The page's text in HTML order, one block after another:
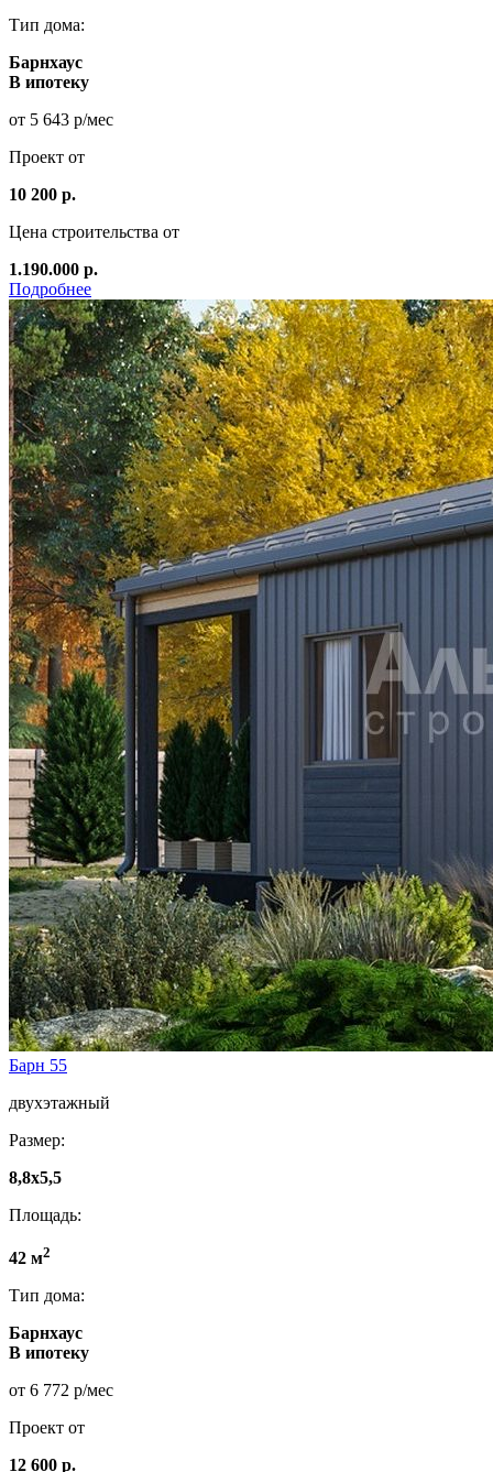
Тип дома:
Барнхаус
В ипотеку
от 5 643 р/мес
Проект от
10 200 р.
Цена строительства от
1.190.000 р.
Подробнее
Барн 55
двухэтажный
Размер:
8,8х5,5
Площадь:
42 м2
Тип дома:
Барнхаус
В ипотеку
от 6 772 р/мес
Проект от
12 600 р.